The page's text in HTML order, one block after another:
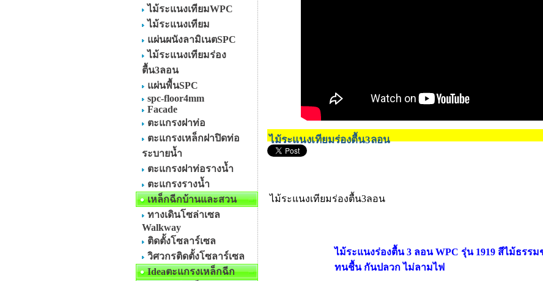
ไม้ระแนงเทียมWPC
ไม้ระแนงเทียม
แผ่นผนังลามิเนตSPC
ไม้ระแนงเทียมร่อง
ตื้น3ลอน
แผ่นพื้นSPC
spc-floor4mm
Facade
ตะแกรงฝาท่อ
ตะแกรงเหล็กฝาปิดท่อ
ระบายน้ำ
ตะแกรงฝาท่อรางน้ำ
ตะแกรงรางน้ำ
เหล็กฉีกบ้านและสวน
ทางเดินโซล่าเซล
Walkway
ติดตั้งโซลาร์เซล
วิศวกรติดตั้งโซลาร์เซล
Ideaตะแกรงเหล็กฉีก
ไม้ระแนงเทียมร่องตื้น3ลอน
ไม้ระแนงเทียมร่องตื้น3ลอน
ไม้ระแนงร่องตื้น 3 ลอน WPC รุ่น 1919 สีไม้ธรร
ทนชื้น กันปลวก ไม่ลามไฟ